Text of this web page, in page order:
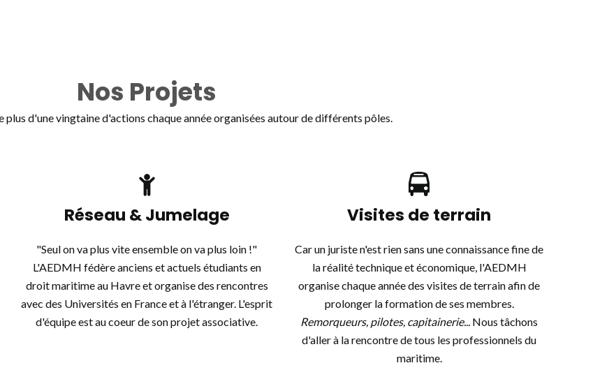
Nos Projets
d'une vingtaine d'actions chaque année organisées autour de différents pôles.
Réseau & Jumelage
"Seul on va plus vite ensemble on va plus loin !"
L'AEDMH fédère anciens et actuels étudiants en
droit maritime au Havre et organise des rencontres
avec des Universités en France et à l'étranger. L'esprit
d'équipe est au coeur de son projet associative.
Visites de terrain
Car un juriste n'est rien sans une connaissance fine de
la réalité technique et économique, l'AEDMH
organise chaque année des visites de terrain afin de
prolonger la formation de ses membres.
Remorqueurs, pilotes, capitainerie... Nous tâchons
d'aller à la rencontre de tous les professionnels du
maritime.